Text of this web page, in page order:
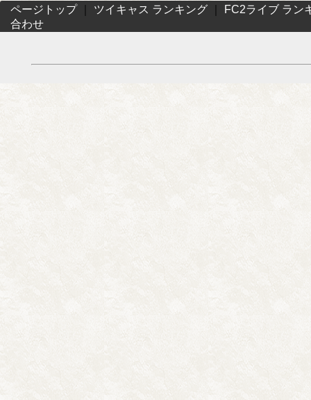
ページトップ｜ ツイキャス ランキング
FC2ライブ ラン
合わせ